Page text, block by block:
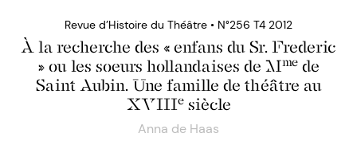
Revue d’Histoire du Théâtre • N°256 T4 2012
À la recherche des « enfans du Sr. Frederic
» ou les soeurs hollandaises de Mmede
Saint Aubin. Une famille de théâtre au
XVIIIesiècle
Anna de Haas